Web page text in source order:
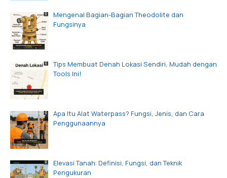
Mengenal Bagian-Bagian Theodolite dan
Fungsinya
Tips Membuat Denah Lokasi Sendiri, Mudah dengan
Tools Ini!
Apa Itu Alat Waterpass? Fungsi, Jenis, dan Cara
Penggunaannya
Elevasi Tanah: Definisi, Fungsi, dan Teknik
Pengukuran